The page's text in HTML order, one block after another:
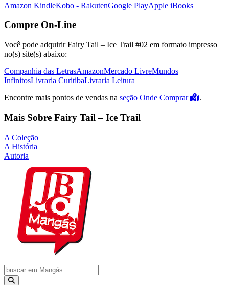
Amazon KindleKobo - RakutenGoogle PlayApple iBooks
Compre On-Line
Você pode adquirir Fairy Tail – Ice Trail #02 em formato impresso
no(s) site(s) abaixo:
Companhia das LetrasAmazonMercado LivreMundos
InfinitosLivraria CuritibaLivraria Leitura
Encontre mais pontos de vendas na seção Onde Comprar .
Mais Sobre Fairy Tail – Ice Trail
A Coleção
A História
Autoria